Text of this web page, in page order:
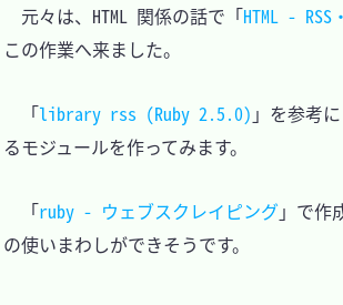
元々は、HTML 関係の話で「HTML - RSS
この作業へ来ました。
「library rss (Ruby 2.5.0) 」を参考
るモジュールを作ってみます。
「ruby - ウェブスクレイピング」で作
の使いまわしができそうです。